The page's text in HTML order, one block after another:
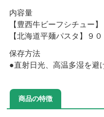
内容量
【豊西牛ビーフシチュー
【北海道平麺パスタ】９
保存方法
●直射日光、高温多湿を避
商品の特徴